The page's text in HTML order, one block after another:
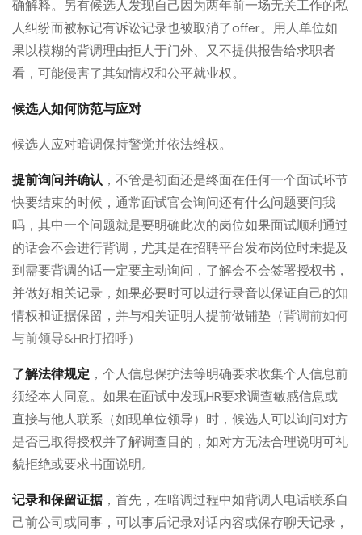
确解释。另有候选人发现自己因为两年前一场无关工作的私
人纠纷而被标记有诉讼记录也被取消了offer。用人单位如
果以模糊的背调理由拒人于门外、又不提供报告给求职者
看，可能侵害了其知情权和公平就业权。
候选人如何防范与应对
候选人应对暗调保持警觉并依法维权。
提前询问并确认 ，不管是初面还是终面在任何一个面试环节
快要结束的时候，通常面试官会询问还有什么问题要问我
吗，其中一个问题就是要明确此次的岗位如果面试顺利通过
的话会不会进行背调，尤其是在招聘平台发布岗位时未提及
到需要背调的话一定要主动询问，了解会不会签署授权书，
并做好相关记录，如果必要时可以进行录音以保证自己的知
情权和证据保留，并与相关证明人提前做铺垫（背调前如何
与前领导&HR打招呼）
了解法律规定 ，个人信息保护法等明确要求收集个人信息前
须经本人同意。如果在面试中发现HR要求调查敏感信息或
直接与他人联系（如现单位领导）时，候选人可以询问对方
是否已取得授权并了解调查目的，如对方无法合理说明可礼
貌拒绝或要求书面说明。
记录和保留证据，首先，在暗调过程中如背调人电话联系自
己前公司或同事，可以事后记录对话内容或保存聊天记录，